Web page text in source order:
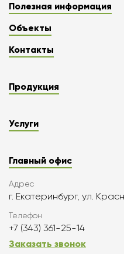
Полезная информация
Объекты
Контакты
Продукция
Услуги
Главный офис
Адрес
г. Екатеринбург, ул.
Телефон
+7 (343) 361-25-14
Заказать звонок